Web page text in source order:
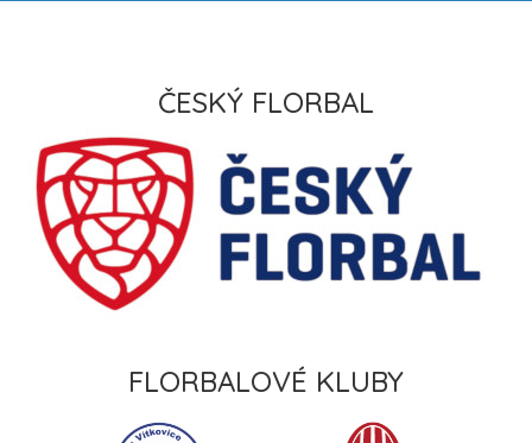
ČESKÝ FLORBAL
FLORBALOVÉ KLUBY